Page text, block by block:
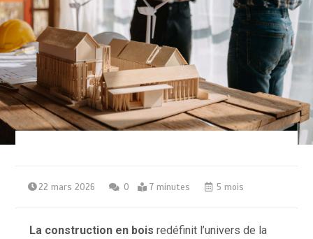
22 mars 2026 0 7 minutes 5 mois
La construction en bois redéfinit l’univers de la